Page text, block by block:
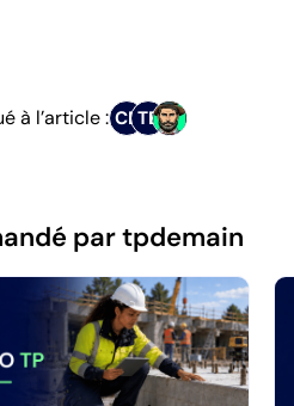
à l’article : CBTB
par tpdemain